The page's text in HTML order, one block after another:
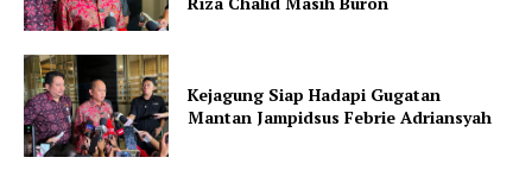
Kejagung Siap Hadapi Gugatan
Mantan Jampidsus Febrie Adriansyah